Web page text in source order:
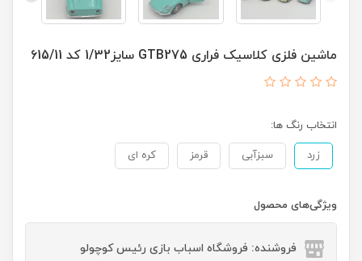
ماشین فلزی کلاسیک فراری GTB275 سایز1/32 کد 615/11
انتخاب رنگ ها:
زرد سبزآبی قرمز کره ای
ویژگی‌های محصول
فروشنده: فروشگاه اسباب بازی رئیس کوچولو